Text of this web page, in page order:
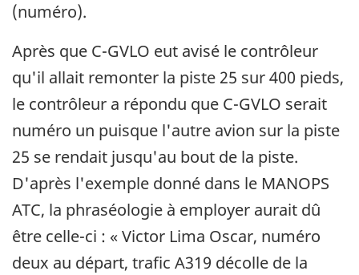
(numéro).
Après que C-GVLO eut avisé le contrôleur
qu'il allait remonter la piste 25 sur 400 pieds,
le contrôleur a répondu que C-GVLO serait
numéro un puisque l'autre avion sur la piste
25 se rendait jusqu'au bout de la piste.
D'après l'exemple donné dans le MANOPS
ATC, la phraséologie à employer aurait dû
être celle-ci : « Victor Lima Oscar, numéro
deux au départ, trafic A319 décolle de la